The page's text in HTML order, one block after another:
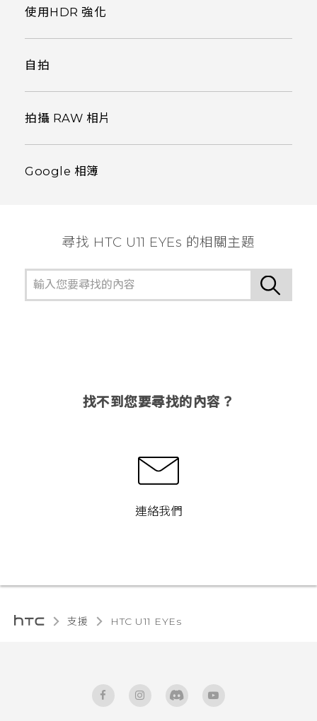
使用HDR 強化
自拍
拍攝 RAW 相片
Google 相簿
尋找 HTC U11 EYEs 的相關主題
找不到您要尋找的內容？
連絡我們
支援 HTC U11 EYEs‎